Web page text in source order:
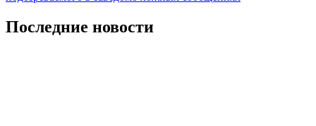
Последние новости